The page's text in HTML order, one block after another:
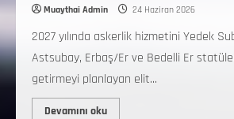
Muaythai Admin 24 Haziran 2026
2027 yılında askerlik hizmetini Yedek
Astsubay, Erbaş/Er ve Bedelli Er
getirmeyi planlayan elit...
Devamını oku